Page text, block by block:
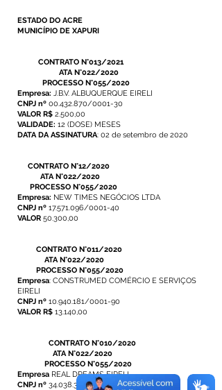
ESTADO DO ACRE
MUNICÍPIO DE XAPURI
CONTRATO N°013/2021
ATA N°022/2020
PROCESSO N°055/2020
Empresa: J.B.V. ALBUQUERQUE EIRELI
CNPJ nº 00.432.870/0001-30
VALOR R$ 2.500,00
VALIDADE: 12 (DOSE) MESES
DATA DA ASSINATURA: 02 de setembro de 2020
CONTRATO N°12/2020
ATA N°022/2020
PROCESSO N°055/2020
Empresa: NEW TIMES NEGÓCIOS LTDA
CNPJ nº 17.571.096/0001-40
VALOR 50.300,00
CONTRATO N°011/2020
ATA N°022/2020
PROCESSO N°055/2020
Empresa: CONSTRUMED COMÉRCIO E SERVIÇOS
EIRELI
CNPJ nº 10.940.181/0001-90
VALOR R$ 13.140,00
CONTRATO N°010/2020
ATA N°022/2020
PROCESSO N°055/2020
Empresa REAL DREAMS EIRELI
CNPJ nº 34.038.376/0001-87